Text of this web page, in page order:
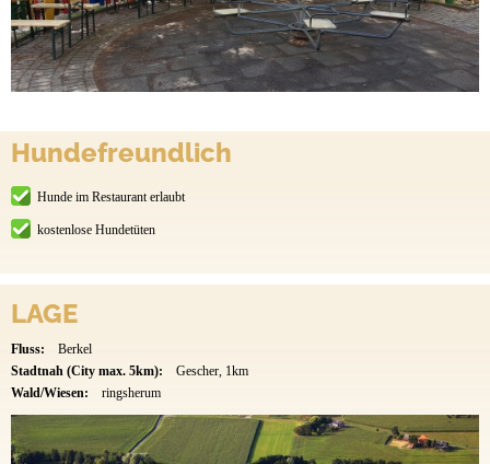
Hundefreundlich
Hunde im Restaurant erlaubt
kostenlose Hundetüten
LAGE
Fluss:
Berkel
Stadtnah (City max. 5km):
Gescher, 1km
Wald/Wiesen:
ringsherum